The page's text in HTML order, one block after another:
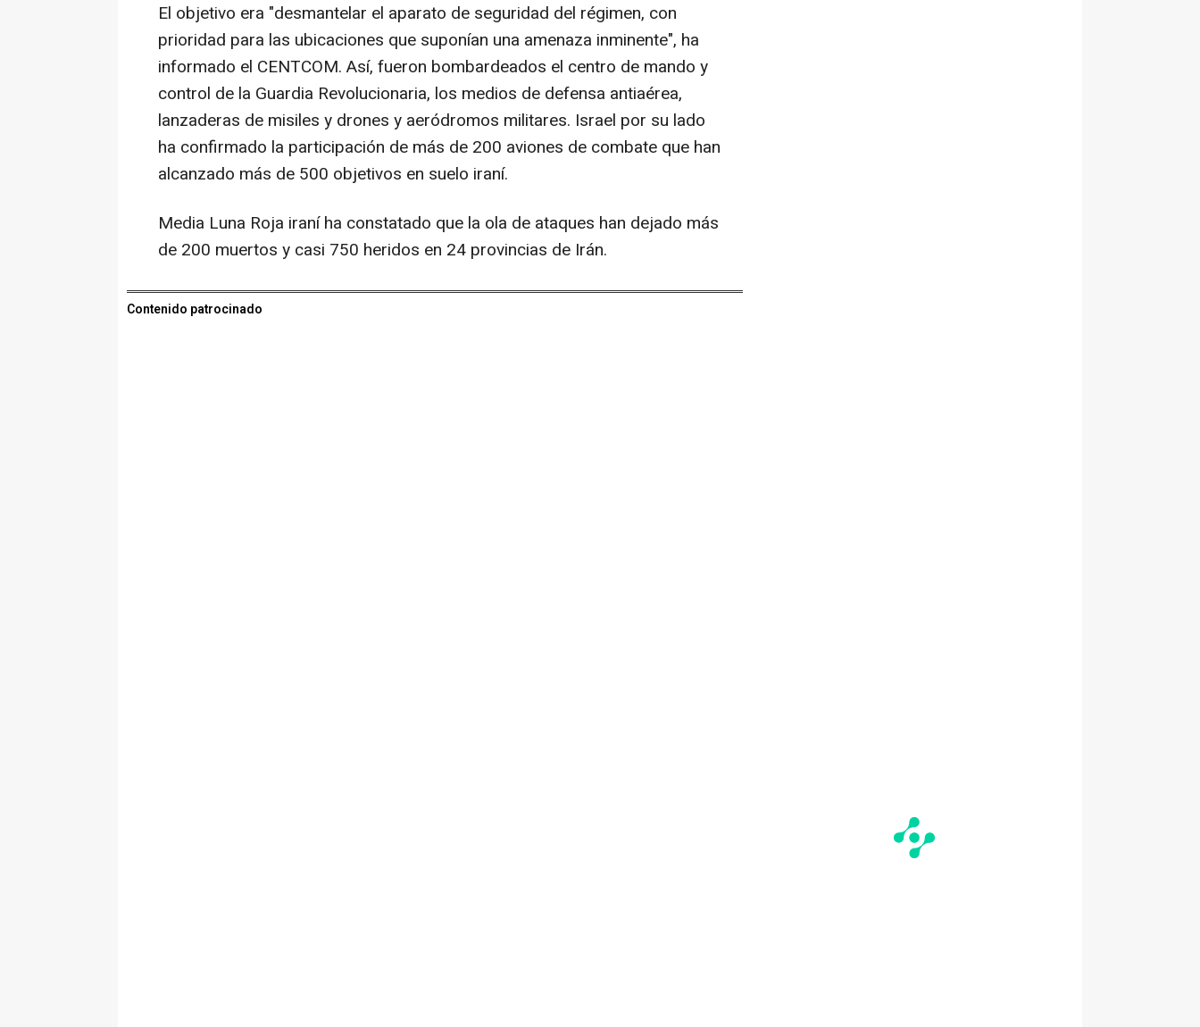
El objetivo era "desmantelar el aparato de seguridad del régimen, con
prioridad para las ubicaciones que suponían una amenaza inminente", ha
informado el CENTCOM. Así, fueron bombardeados el centro de mando y
control de la Guardia Revolucionaria, los medios de defensa antiaérea,
lanzaderas de misiles y drones y aeródromos militares. Israel por su lado
ha confirmado la participación de más de 200 aviones de combate que han
alcanzado más de 500 objetivos en suelo iraní.
Media Luna Roja iraní ha constatado que la ola de ataques han dejado más
de 200 muertos y casi 750 heridos en 24 provincias de Irán.
Contenido patrocinado